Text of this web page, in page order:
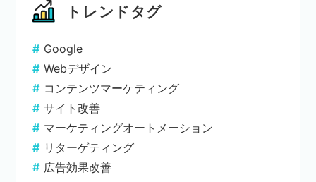
トレンドタグ
Google
Webデザイン
コンテンツマーケティング
サイト改善
マーケティングオートメーション
リターゲティング
広告効果改善